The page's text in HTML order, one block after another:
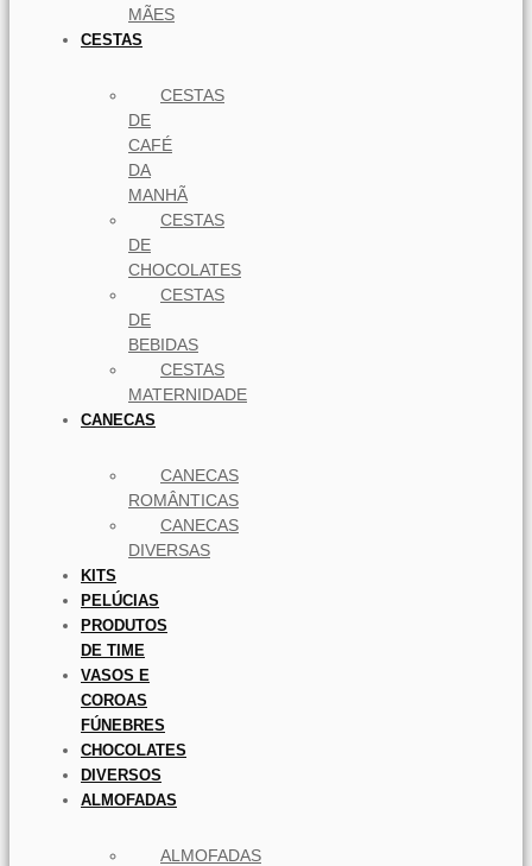
MÃES
CESTAS
CESTAS
DE
CAFÉ
DA
MANHÃ
CESTAS
DE
CHOCOLATES
CESTAS
DE
BEBIDAS
CESTAS
MATERNIDADE
CANECAS
CANECAS
ROMÂNTICAS
CANECAS
DIVERSAS
KITS
PELÚCIAS
PRODUTOS
DE TIME
VASOS E
COROAS
FÚNEBRES
CHOCOLATES
DIVERSOS
ALMOFADAS
ALMOFADAS